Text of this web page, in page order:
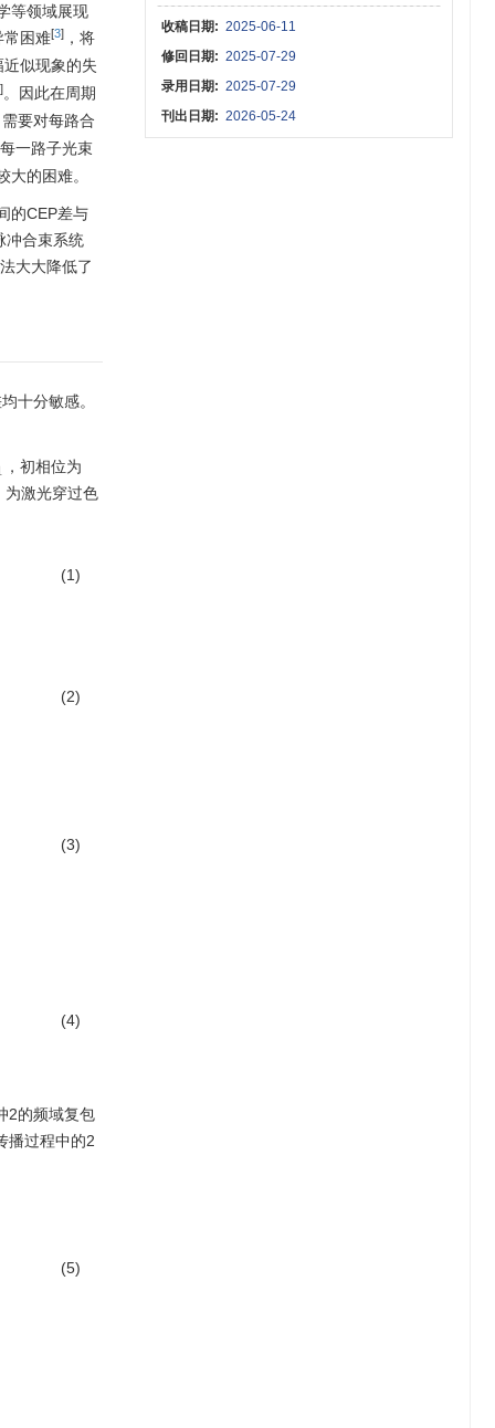
等领域展现
常困难[3] ，将
似现象的失
]。因此在周期
要对每路合
一路子光束
的困难。
的CEP差与
冲合束系统
大大降低了
十分敏感。
，初相位为
为激光穿过色
(1)
(2)
(3)
(4)
2的频域复包
播过程中的2
(5)
收稿日期: 2025-06-11
修回日期: 2025-07-29
录用日期: 2025-07-29
刊出日期: 2026-05-24